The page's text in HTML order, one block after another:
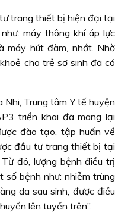
trang thiết bị hiện đại tại
máy thông khí áp lực
máy hút đàm, nhớt. Nhờ
cho trẻ sơ sinh đã có
Nhi, Trung tâm Y tế huyện
triển khai đã mang lại
đào tạo, tập huấn về
đầu tư trang thiết bị tại
đó, lượng bệnh điều trị
bệnh như: nhiễm trùng
da sau sinh, được điều
lên tuyến trên”.